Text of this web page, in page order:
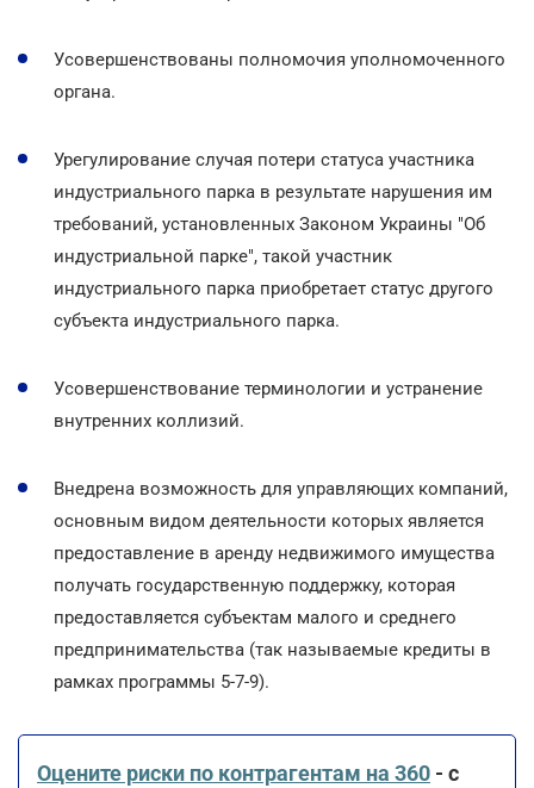
Усовершенствованы полномочия уполномоченного
органа.
Урегулирование случая потери статуса участника
индустриального парка в результате нарушения им
требований, установленных Законом Украины "Об
индустриальной парке", такой участник
индустриального парка приобретает статус другого
субъекта индустриального парка.
Усовершенствование терминологии и устранение
внутренних коллизий.
Внедрена возможность для управляющих компаний,
основным видом деятельности которых является
предоставление в аренду недвижимого имущества
получать государственную поддержку, которая
предоставляется субъектам малого и среднего
предпринимательства (так называемые кредиты в
рамках программы 5-7-9).
Оцените риски по контрагентам на 360 - с